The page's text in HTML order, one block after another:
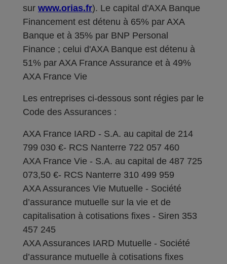
sur www.orias.fr). Le capital d'AXA Banque
Financement est détenu à 65% par AXA
Banque et à 35% par BNP Personal
Finance ; celui d'AXA Banque est détenu à
51% par AXA France Assurance et à 49%
AXA France Vie
Les entreprises ci-dessous sont régies par le
Code des Assurances :
AXA France IARD - S.A. au capital de 214
799 030 €- RCS Nanterre 722 057 460
AXA France Vie - S.A. au capital de 487 725
073,50 €- RCS Nanterre 310 499 959
AXA Assurances Vie Mutuelle - Société
d’assurance mutuelle sur la vie et de
capitalisation à cotisations fixes - Siren 353
457 245
AXA Assurances IARD Mutuelle - Société
d’assurance mutuelle à cotisations fixes